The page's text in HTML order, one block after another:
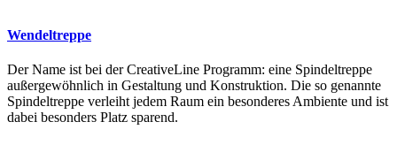
Wendeltreppe
Der Name ist bei der CreativeLine Programm: eine Spindeltreppe
außergewöhnlich in Gestaltung und Konstruktion. Die so genannte
Spindeltreppe verleiht jedem Raum ein besonderes Ambiente und ist
dabei besonders Platz sparend.